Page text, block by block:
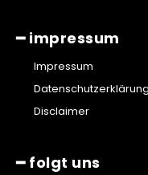
━ impressum
Impressum
Datenschutzerklärung
Disclaimer
━ folgt uns